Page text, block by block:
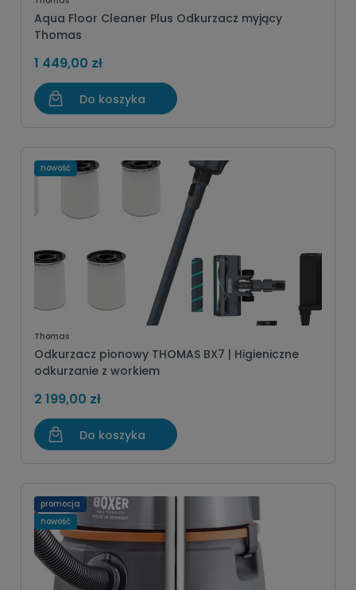
Aqua Floor Cleaner Plus Odkurzacz myjący
Thomas
1 449,00 zł
Do koszyka
Thomas
Odkurzacz pionowy THOMAS BX7 | Higieniczne
odkurzanie z workiem
2 199,00 zł
Do koszyka
nowość
promocja
nowość